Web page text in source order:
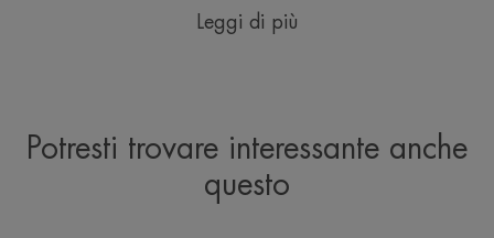
Leggi di più
Potresti trovare interessante anche
questo